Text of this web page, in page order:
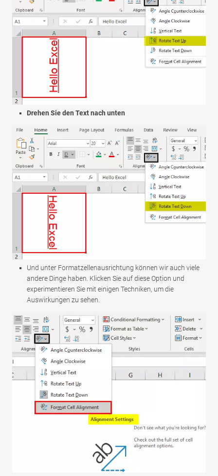
Drehen Sie den Text nach unten
Und unter Formatzellenausrichtung können wir auch viele
andere Dinge haben. Klicken Sie auf diese Option und
experimentieren Sie mit einigen Techniken, um die
Auswirkungen zu sehen.